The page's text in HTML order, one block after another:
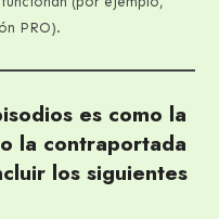
PRO).
es como la
la contraportada
los siguientes